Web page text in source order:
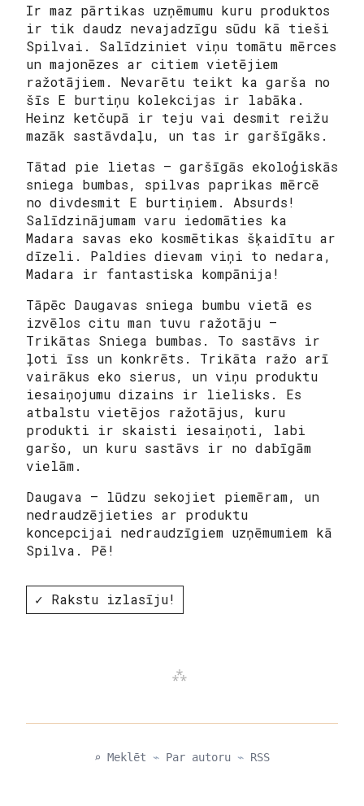
Ir maz pārtikas uzņēmumu kuru produktos
ir tik daudz nevajadzīgu sūdu kā tieši
Spilvai. Salīdziniet viņu tomātu mērces
un majonēzes ar citiem vietējiem
ražotājiem. Nevarētu teikt ka garša no
šīs E burtiņu kolekcijas ir labāka.
Heinz ketčupā ir teju vai desmit reižu
mazāk sastāvdaļu, un tas ir garšīgāks.
Tātad pie lietas – garšīgās ekoloģiskās
sniega bumbas, spilvas paprikas mērcē
no divdesmit E burtiņiem. Absurds!
Salīdzinājumam varu iedomāties ka
Madara savas eko kosmētikas šķaidītu ar
dīzeli. Paldies dievam viņi to nedara,
Madara ir fantastiska kompānija!
Tāpēc Daugavas sniega bumbu vietā es
izvēlos citu man tuvu ražotāju –
Trikātas Sniega bumbas. To sastāvs ir
ļoti īss un konkrēts. Trikāta ražo arī
vairākus eko sierus, un viņu produktu
iesaiņojumu dizains ir lielisks. Es
atbalstu vietējos ražotājus, kuru
produkti ir skaisti iesaiņoti, labi
garšo, un kuru sastāvs ir no dabīgām
vielām.
Daugava – lūdzu sekojiet piemēram, un
nedraudzējieties ar produktu
koncepcijai nedraudzīgiem uzņēmumiem kā
Spilva. Pē!
✓ Rakstu izlasīju!
⌕ Meklēt ⌁ Par autoru ⌁ RSS